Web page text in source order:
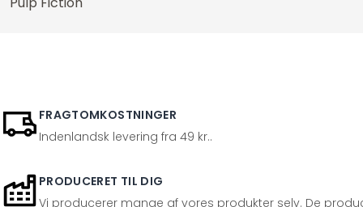
Planter
Retro og vintage
FRAGTOMKOSTNINGER
Indenlandsk levering fra 49 kr..
PRODUCERET TIL DIG
Vi producerer mange af vores produkter selv. De